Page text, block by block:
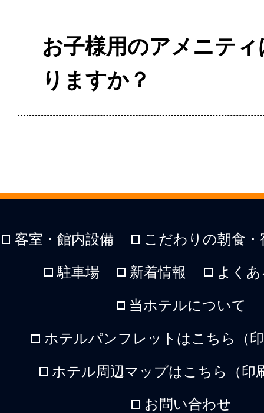
お子様用のアメニティ
りますか？
客室・館内設備 こだわりの朝食
駐車場 新着情報 よく
当ホテルについて
ホテルパンフレットはこちら（
ホテル周辺マップはこちら（印
お問い合わせ